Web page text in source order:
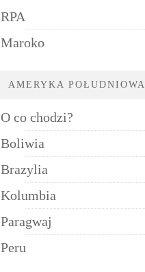
RPA
Maroko
AMERYKA POŁUDNIOWA
O co chodzi?
Boliwia
Brazylia
Kolumbia
Paragwaj
Peru